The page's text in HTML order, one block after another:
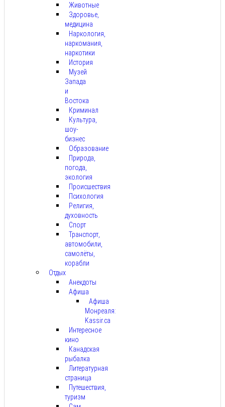
Животные
Здоровье,
медицина
Наркология,
наркомания,
наркотики
История
Музей
Запада
и
Востока
Криминал
Культура,
шоу-
бизнес
Образование
Природа,
погода,
экология
Происшествия
Психология
Религия,
духовность
Спорт
Транспорт,
автомобили,
самолёты,
корабли
Отдых
Анекдоты
Афиша
Афиша
Монреаля:
Kassir.ca
Интересное
кино
Канадская
рыбалка
Литературная
страница
Путешествия,
туризм